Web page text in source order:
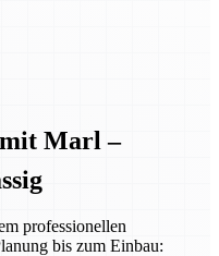
Marl –
professionellen
bis zum Einbau: